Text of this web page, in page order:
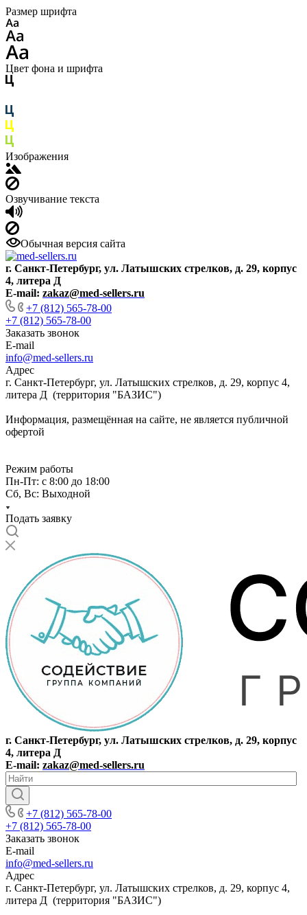
Размер шрифта
Цвет фона и шрифта
Изображения
Озвучивание текста
Обычная версия сайта
г. Санкт-Петербург, ул. Латышских стрелков, д. 29, корпус
4, литера Д
E-mail: zakaz@med-sellers.ru
+7 (812) 565-78-00
+7 (812) 565-78-00
Заказать звонок
E-mail
info@med-sellers.ru
Адрес
г. Санкт-Петербург, ул. Латышских стрелков, д. 29, корпус 4,
литера Д (территория "БАЗИС")
Информация, размещённая на сайте, не является публичной
офертой
Режим работы
Пн-Пт: с 8:00 до 18:00
Сб, Вс: Выходной
Подать заявку
г. Санкт-Петербург, ул. Латышских стрелков, д. 29, корпус
4, литера Д
E-mail: zakaz@med-sellers.ru
+7 (812) 565-78-00
+7 (812) 565-78-00
Заказать звонок
E-mail
info@med-sellers.ru
Адрес
г. Санкт-Петербург, ул. Латышских стрелков, д. 29, корпус 4,
литера Д (территория "БАЗИС")